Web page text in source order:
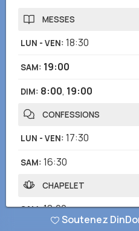
MESSES
LUN - VEN: 18:30
SAM: 19:00
DIM: 8:00, 19:00
CONFESSIONS
LUN - VEN: 17:30
SAM: 16:30
CHAPELET
SAM:18:00
Soutenez